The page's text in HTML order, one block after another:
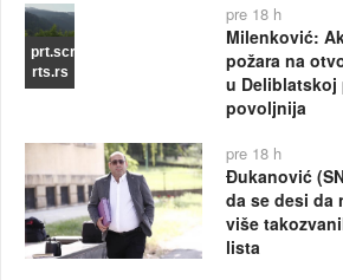
prt.scr
rts.rs
pre 18 h
Milenković:
požara na
u Deliblatskoj
povoljnija
pre 18 h
Đukanović
da se desi da
više
lista